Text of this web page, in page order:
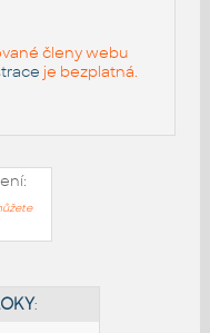
členy webu
je bezplatná.